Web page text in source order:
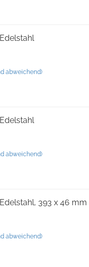
abweichend)
abweichend)
393 x 46 mm
abweichend)